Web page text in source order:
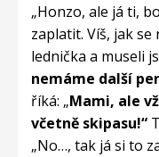
„Honzo, ale já ti,
zaplatit. Víš, jak
lednička a museli
nemáme další
říká: „Mami, ale
včetně skipasu!“
„No…, tak já si to